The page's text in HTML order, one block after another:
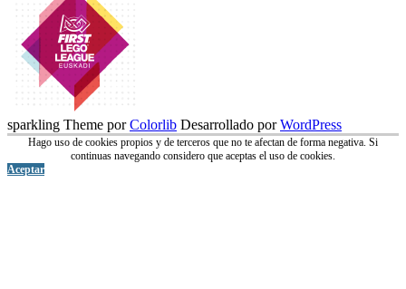
sparkling Theme porColorlib Desarrollado porWordPress
Hago uso de cookies propios y de terceros que no te afectan de forma negativa. Si
continuas navegando considero que aceptas el uso de cookies.
Aceptar